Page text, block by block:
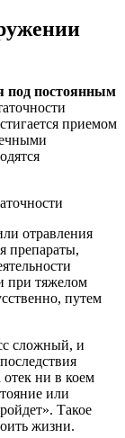
под постоянным
приемом
отравления
препараты,
при тяжелом
путем
сложный, и
ни в коем
или
Такое
жизни.